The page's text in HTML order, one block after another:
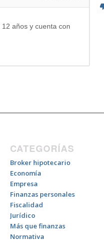
años y cuenta con
CATEGORÍAS
Broker hipotecario
Economía
Empresa
Finanzas personales
Fiscalidad
Jurídico
Más que finanzas
Normativa